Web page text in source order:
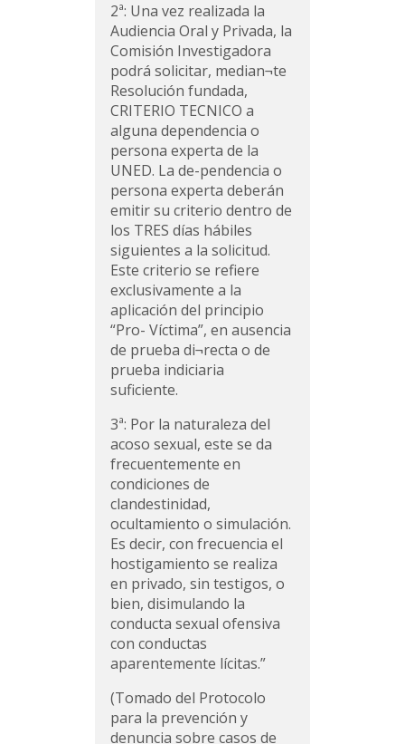
2ª: Una vez realizada la
Audiencia Oral y Privada, la
Comisión Investigadora
podrá solicitar, median¬te
Resolución fundada,
CRITERIO TECNICO a
alguna dependencia o
persona experta de la
UNED. La de-pendencia o
persona experta deberán
emitir su criterio dentro de
los TRES días hábiles
siguientes a la solicitud.
Este criterio se refiere
exclusivamente a la
aplicación del principio
“Pro- Víctima”, en ausencia
de prueba di¬recta o de
prueba indiciaria
suficiente.
3ª: Por la naturaleza del
acoso sexual, este se da
frecuentemente en
condiciones de
clandestinidad,
ocultamiento o simulación.
Es decir, con frecuencia el
hostigamiento se realiza
en privado, sin testigos, o
bien, disimulando la
conducta sexual ofensiva
con conductas
aparentemente lícitas.”
(Tomado del Protocolo
para la prevención y
denuncia sobre casos de